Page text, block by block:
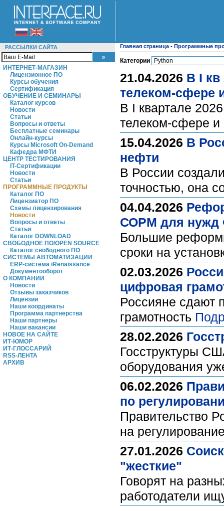
РАССЫЛКИ САЙТА
ИНТЕРНЕТ-МАГАЗИН
Лицензионное ПО
Курсы обучения
Сертификация
ОБУЧЕНИЕ И СЕМИНАРЫ
Каталог курсов
Новости
Статьи
Вопросы и ответы
Бесплатные семинары
Онлайн-курсы
Курсы Microsoft On-Demand
Кафедра МФТИ
ЦЕНТР ТЕСТИРОВАНИЯ
IT-Сертификации
Новости
Статьи
ПРОГРАММНЫЕ ПРОДУКТЫ
Каталог ПО
Лицензиатор ПО
Схемы лицензирования
Новости
Вопросы и ответы
Статьи
Каталог DOWNLOAD
СВОБОДНОЕ ПО/OPEN SOURCE
Каталог свободного ПО
СИСТЕМЫ АВТОМАТИЗАЦИИ
ERP-система iRenaissance
Документооборот
О КОМПАНИИ
Новости
Отзывы заказчиков
Лицензии
Наши координаты
Программа партнерства
Наши партнеры
Наши вакансии
НОВОЕ НА САЙТЕ
ИТ-ЮМОР
ИТ-ГЛОССАРИЙ
RSS-ЛЕНТА
АРХИВ
Главная страница - Программные
Категории
21.04.2026 В I кв
телеком-сфере
В I квартале
телеком-сфере
15.04.2026 В
нефти
В России
точностью, она
04.04.2026
СОРМ для
Большие
сроки на
02.03.2026
цифровая
Россияне сдают
грамотность
28.02.2026
Госструктуры
оборудования
06.02.2026
по
Правительство
на
27.01.2026
"жесткие"
Говорят на
работодатели